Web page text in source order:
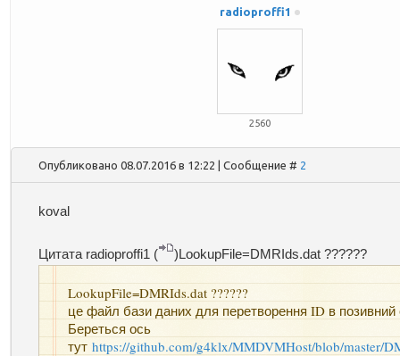
radioproffi1
2560
Опубликовано 08.07.2016 в 12:22 | Сообщение # 2
koval
Цитата radioproffi1 ( )LookupFile=DMRIds.dat ??????
LookupFile=DMRIds.dat ??????
це файл бази даних для перетворення ID в позивний
Береться ось
тутhttps://github.com/g4klx/MMDVMHost/blob/master/